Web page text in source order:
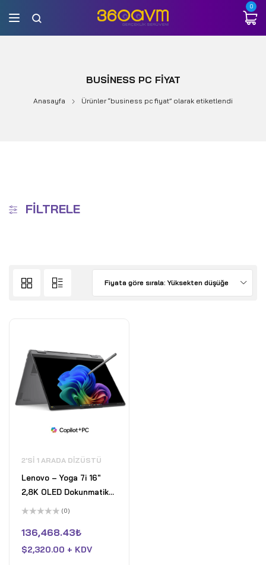
0
BUSINESS PC FIYAT
Anasayfa Ürünler “business pc fiyat” olarak etiketlendi
FILTRELE
Fiyata göre sırala: Yüksekten düşüğe
2'SI 1 ARADA DIZÜSTÜ
Lenovo – Yoga 7i 16"
2,8K OLED Dokunmatik
2'si 1 Arada Dizüstü
Ultra 7 258V - 32 GB
RAM - Intel Arc - 1 TB
üzerinden
0
aldı
(0)
136,468.43₺
$2,320.00 + KDV